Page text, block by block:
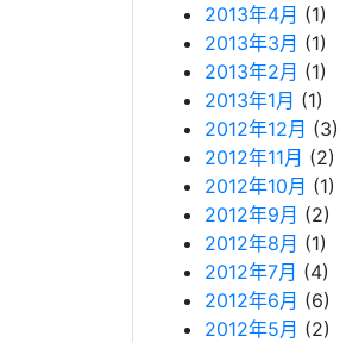
2013年4月 (1)
2013年3月 (1)
2013年2月 (1)
2013年1月 (1)
2012年12月 (3)
2012年11月 (2)
2012年10月 (1)
2012年9月 (2)
2012年8月 (1)
2012年7月 (4)
2012年6月 (6)
2012年5月 (2)